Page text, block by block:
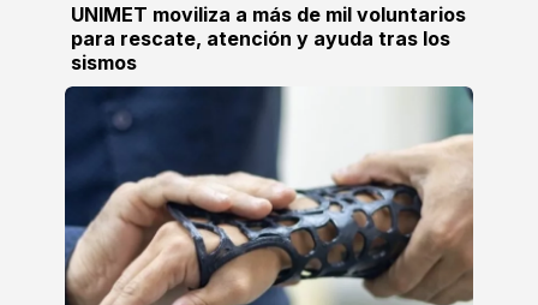
UNIMET moviliza a más de mil voluntarios
para rescate, atención y ayuda tras los
sismos